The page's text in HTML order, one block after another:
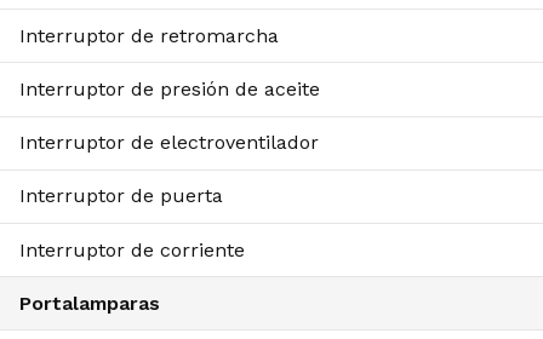
Interruptor de retromarcha
Interruptor de presión de aceite
Interruptor de electroventilador
Interruptor de puerta
Interruptor de corriente
Portalamparas